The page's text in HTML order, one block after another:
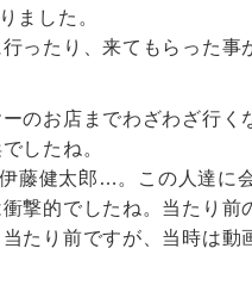
ました。
ったり、来てもらった事
のお店までわざわざ行
したね。
藤健太郎…。この人達に
撃的でしたね。当たり
たり前ですが、当時は